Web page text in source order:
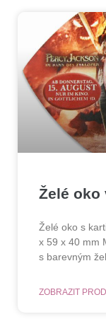
Želé oko
Želé oko s
x 59 x 40 mm
s barevným
ZOBRAZIT